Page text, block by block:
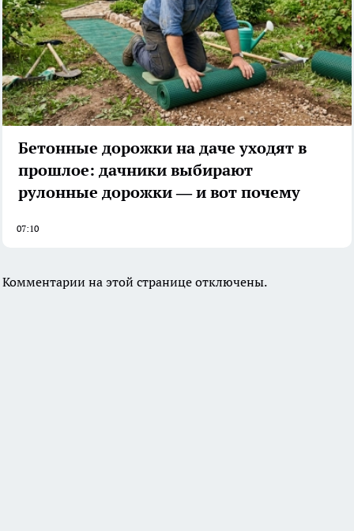
Бетонные дорожки на даче уходят в
прошлое: дачники выбирают
рулонные дорожки — и вот почему
07:10
Комментарии на этой странице отключены.